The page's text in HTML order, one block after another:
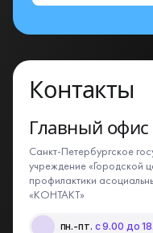
Контакты
Главный офис
Санкт-Петербургское
учреждение «Городской
профилактики
«КОНТАКТ»
пн.-пт. с 9.00 до